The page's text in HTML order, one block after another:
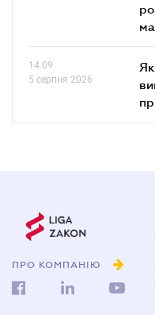
14.09
5 серпня 2026
ПРО КОМПАНІЮ